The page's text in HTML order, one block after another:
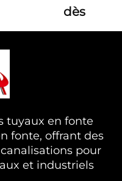
dès
tuyaux en fonte
fonte, offrant des
pour
et industriels